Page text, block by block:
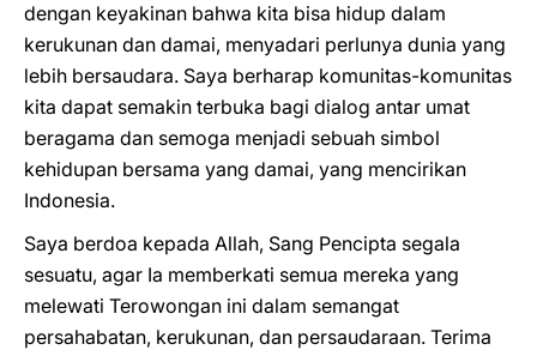
dengan keyakinan bahwa kita bisa hidup dalam
kerukunan dan damai, menyadari perlunya dunia yang
lebih bersaudara. Saya berharap komunitas-komunitas
kita dapat semakin terbuka bagi dialog antar umat
beragama dan semoga menjadi sebuah simbol
kehidupan bersama yang damai, yang mencirikan
Indonesia.
Saya berdoa kepada Allah, Sang Pencipta segala
sesuatu, agar Ia memberkati semua mereka yang
melewati Terowongan ini dalam semangat
persahabatan, kerukunan, dan persaudaraan. Terima